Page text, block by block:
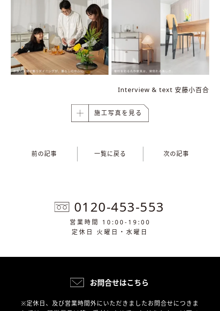
Interview & text 安藤小百合
施工写真を見る
前の記事 一覧に戻る 次の記事
0120-453-553
営業時間 10:00-19:00
定休日 火曜日・水曜日
お問合せはこちら
※定休日、及び営業時間外にいただきましたお問合せにつきま